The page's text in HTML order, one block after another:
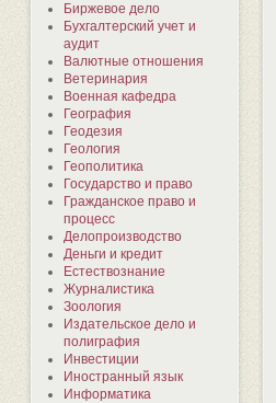
Биржевое дело
Бухгалтерский учет и
аудит
Валютные отношения
Ветеринария
Военная кафедра
География
Геодезия
Геология
Геополитика
Государство и право
Гражданское право и
процесс
Делопроизводство
Деньги и кредит
Естествознание
Журналистика
Зоология
Издательское дело и
полиграфия
Инвестиции
Иностранный язык
Информатика